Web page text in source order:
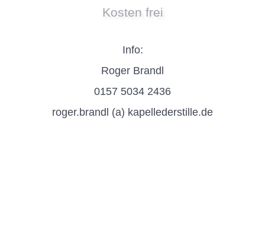
Kosten frei
Info:
Roger Brandl
0157 5034 2436
roger.brandl (a) kapellederstille.de